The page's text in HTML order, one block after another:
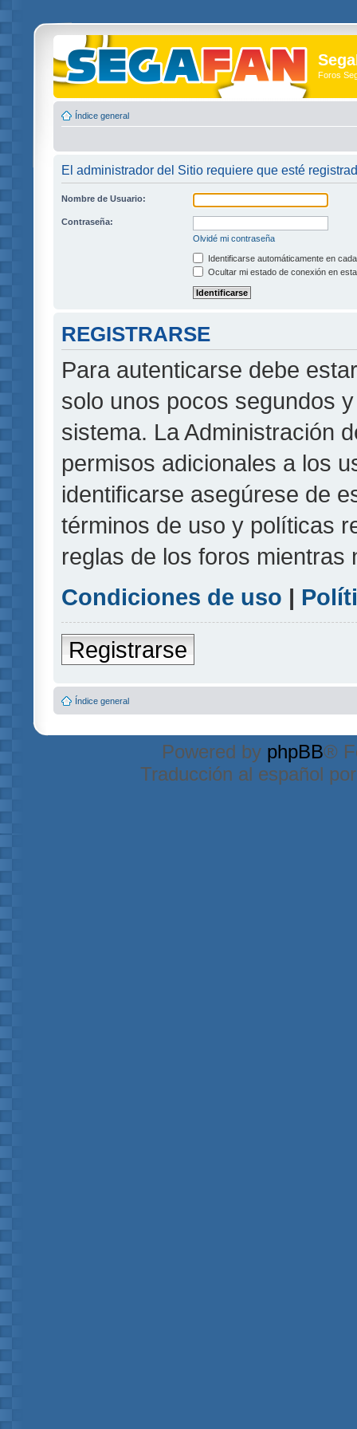
Foros
Índice general
El administrador del Sitio requiere que esté
Nombre de Usuario:
Contraseña:
Olvidé mi contraseña
Identificarse automáticamente en
Ocultar mi estado de conexión en
REGISTRARSE
Para autenticarse debe
solo unos pocos segundos
sistema. La Administración
permisos adicionales a los
identificarse asegúrese de
términos de uso y políticas
reglas de los foros mientras
Condiciones de uso |
Registrarse
Índice general
Powered by phpBB®
Traducción al español